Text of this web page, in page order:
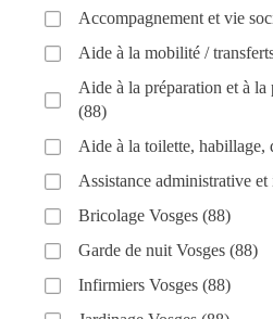
Accompagnement et vie
Aide à la mobilité /
Aide à la préparation et à la
(88)
Aide à la toilette, habillage,
Assistance administrative
Bricolage Vosges (88)
Garde de nuit Vosges (88)
Infirmiers Vosges (88)
Jardinage Vosges (88)